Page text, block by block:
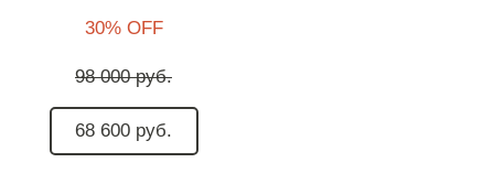
30% OFF
98 000 руб.
68 600 руб.